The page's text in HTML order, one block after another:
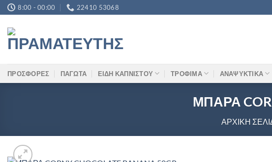
Μετάβαση
στο
περιεχόμενο
8:00 - 00:00 22410 53068
ΠΡΟΣΦΟΡΕΣ ΠΑΓΩΤΑ ΕΙΔΗ ΚΑΠΝΙΣΤΟΥ ΤΡΟΦΙΜΑ ΑΝΑΨΥΚΤΙΚΑ
ΜΠΑΡΑ
ΑΡΧΙΚΉ